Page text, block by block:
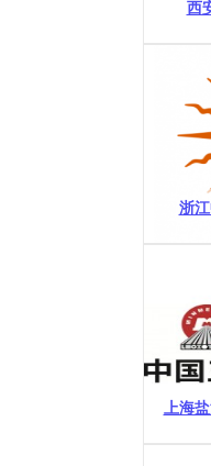
西
浙
上海